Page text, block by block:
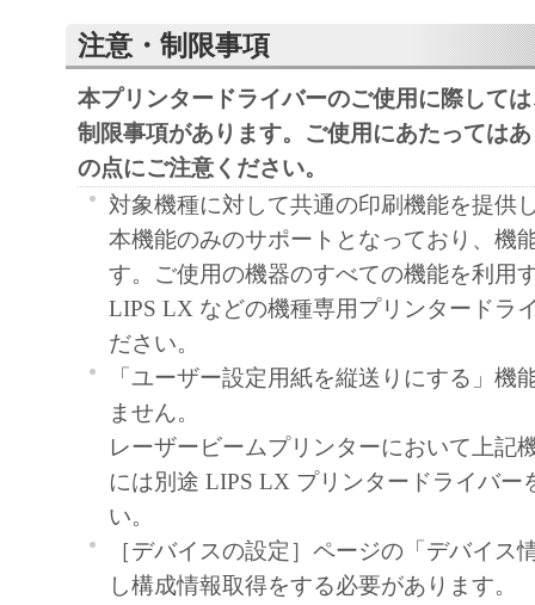
以下「本ソフトウェア」と言います。）を
めの、お客様とキヤノン株式会社（以下キ
す。）との間の契約書です。
お客様は、『同意』を示す下記のボタンを
点、または「本ソフトウェア」のインスト
をもって、本契約書に同意したことになり
お客様が本契約書に同意できない場合、「
ア」を使用することはできません。
１．許諾
(1) キヤノンは、お客様が「キヤノン製品
のために、「キヤノン製品」に直接または
通じ接続される複数のコンピューター（以
と言います。）において、「本ソフトウェ
契約書においては、「本ソフトウェア」を
の記憶媒体上にインストールすること、ま
ターにおいて表示すること、アクセスする
実行することのいずれも含むものとします
注意・制限事項
本プリンタードライバーのご使用に際して
制限事項があります。ご使用にあたっては
の点にご注意ください。
対象機種に対して共通の印刷機能を提供
本機能のみのサポートとなっており、機
す。ご使用の機器のすべての機能を利用
LIPS LX などの機種専用プリンタードラ
ださい。
「ユーザー設定用紙を縦送りにする」機
ません。
レーザービームプリンターにおいて上記
には別途 LIPS LX プリンタードライバー
い。
［デバイスの設定］ページの「デバイス
し構成情報取得をする必要があります。